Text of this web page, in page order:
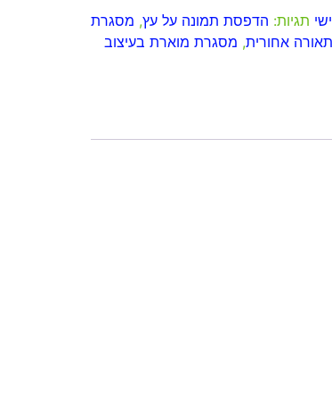
תגיות: הדפסת תמונה על עץ, מסגרת
אחורית, מסגרת מוארת בעיצוב